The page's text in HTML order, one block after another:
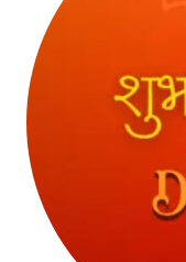
Others